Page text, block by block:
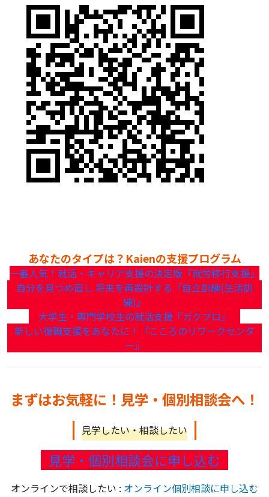
あなたのタイプは？Kaienの支援プログラム
一番人気！就活・キャリア支援の決定版『就労移行支援』
自分を見つめ直し 将来を再設計する『自立訓練(生活訓
練)』
大学生・専門学校生の就活支援『ガクプロ』
新しい復職支援をあなたに！『こころのリワークセンタ
ー』
まずはお気軽に！見学・個別相談会へ！
見学したい・相談したい
見学・個別相談会に申し込む
オンラインで相談したい : オンライン個別相談に申し込む